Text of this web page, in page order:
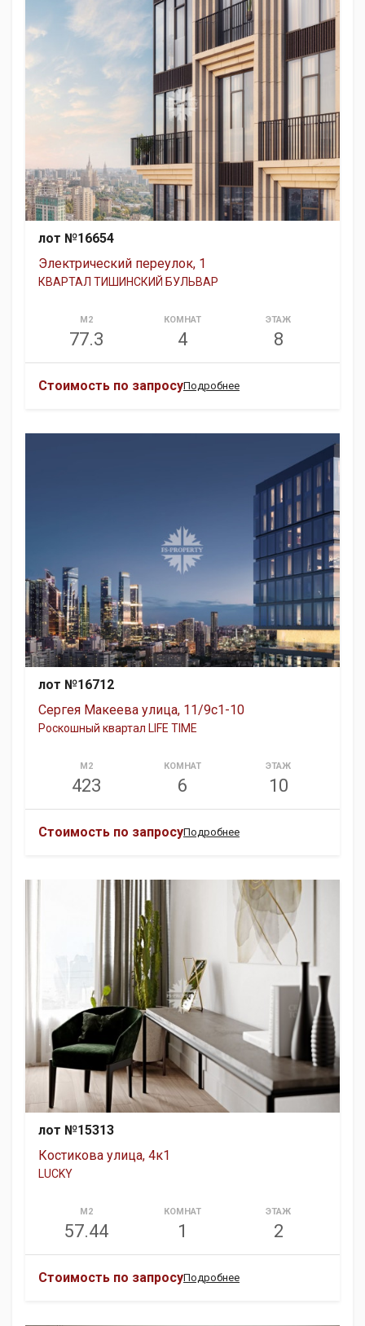
лот №16654
Электрический переулок, 1
КВАРТАЛ ТИШИНСКИЙ БУЛЬВАР
М2
77.3
КОМНАТ
4
ЭТАЖ
8
Стоимость по запросуПодробнее
лот №16712
Сергея Макеева улица, 11/9с1-10
Роскошный квартал LIFE TIME
М2
423
КОМНАТ
6
ЭТАЖ
10
Стоимость по запросуПодробнее
лот №15313
Костикова улица, 4к1
LUCKY
М2
57.44
КОМНАТ
1
ЭТАЖ
2
Стоимость по запросуПодробнее